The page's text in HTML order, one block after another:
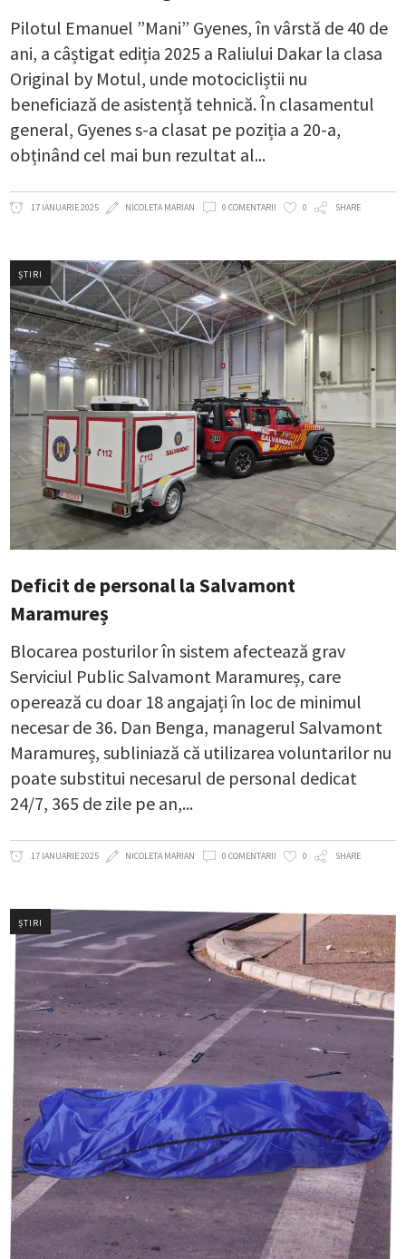
Pilotul Emanuel ”Mani” Gyenes, în vârstă de 40 de
ani, a câștigat ediția 2025 a Raliului Dakar la clasa
Original by Motul, unde motocicliștii nu
beneficiază de asistență tehnică. În clasamentul
general, Gyenes s-a clasat pe poziția a 20-a,
obținând cel mai bun rezultat al
17 IANUARIE 2025 NICOLETA MARIAN 0 COMENTARII 0 SHARE
ȘTIRI
Deficit de personal la Salvamont
Maramureș
Blocarea posturilor în sistem afectează grav
Serviciul Public Salvamont Maramureș, care
operează cu doar 18 angajați în loc de minimul
necesar de 36. Dan Benga, managerul Salvamont
Maramureș, subliniază că utilizarea voluntarilor nu
poate substitui necesarul de personal dedicat
24/7, 365 de zile pe an,
17 IANUARIE 2025 NICOLETA MARIAN 0 COMENTARII 0 SHARE
ȘTIRI